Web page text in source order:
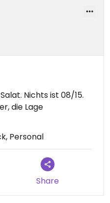
Nichts ist 08/15.
die Lage
Personal
Share